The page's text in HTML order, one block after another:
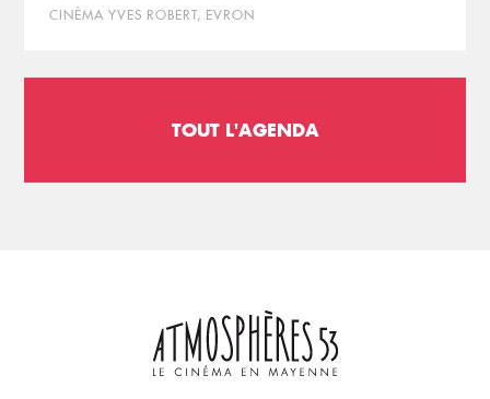
CINÉMA YVES ROBERT, EVRON
TOUT L'AGENDA